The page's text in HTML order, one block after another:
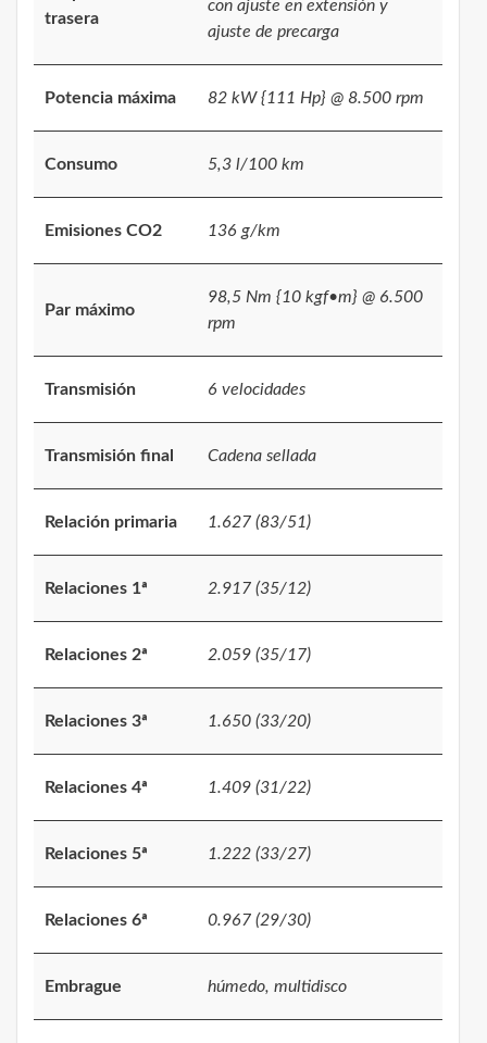
trasera
con ajuste en extensión y
ajuste de precarga
Potencia máxima 82 kW {111 Hp} @ 8.500 rpm
Consumo 5,3 l/100 km
Emisiones CO2 136 g/km
Par máximo
98,5 Nm {10 kgf•m} @ 6.500
rpm
Transmisión 6 velocidades
Transmisión final Cadena sellada
Relación primaria 1.627 (83/51)
Relaciones 1ª 2.917 (35/12)
Relaciones 2ª 2.059 (35/17)
Relaciones 3ª 1.650 (33/20)
Relaciones 4ª 1.409 (31/22)
Relaciones 5ª 1.222 (33/27)
Relaciones 6ª 0.967 (29/30)
Embrague húmedo, multidisco